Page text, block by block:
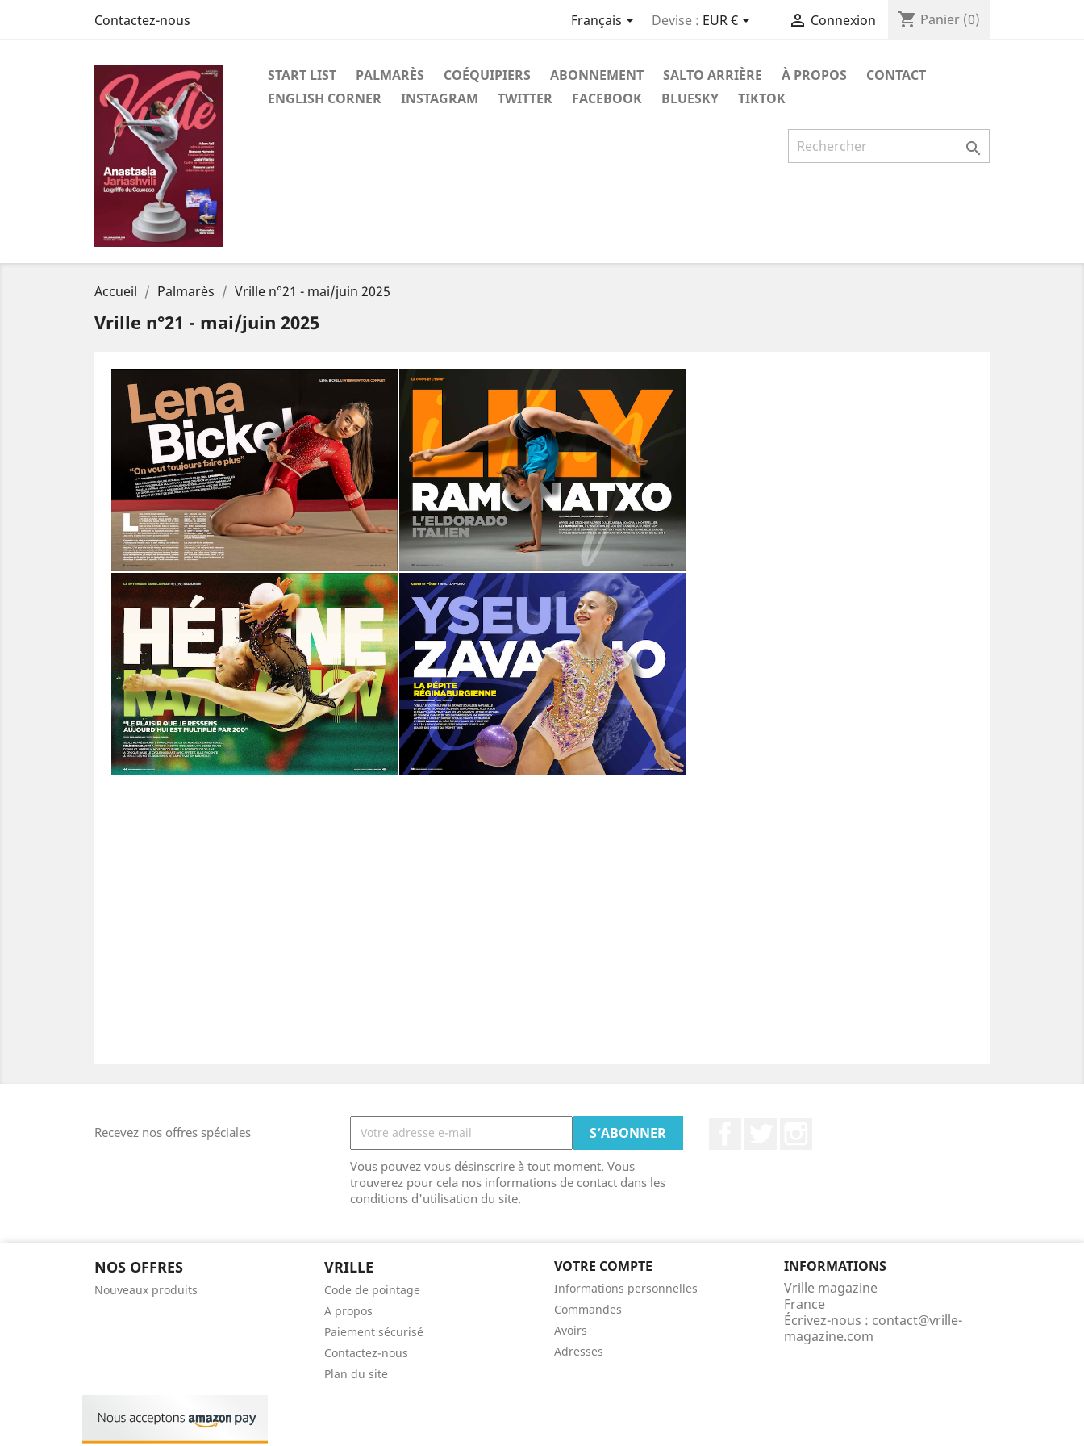
Contactez-nous Français Devise : EUR €  Connexion shopping_cart Panier (0)
START LIST PALMARÈS COÉQUIPIERS ABONNEMENT SALTO ARRIÈRE À PROPOS
CONTACT
ENGLISH CORNER
INSTAGRAM TWITTER FACEBOOK BLUESKY TIKTOK

Accueil Palmarès Vrille n°21 - mai/juin 2025
Vrille n°21 - mai/juin 2025
Recevez nos offres spéciales
Vous pouvez vous désinscrire à tout moment. Vous
trouverez pour cela nos informations de contact dans les
conditions d'utilisation du site.
NOS OFFRES
Nouveaux produits
VRILLE
Code de pointage
A propos
Paiement sécurisé
Contactez-nous
Plan du site
VOTRE COMPTE
Informations personnelles
Commandes
Avoirs
Adresses
INFORMATIONS
Vrille magazine
France
Écrivez-nous : contact@vrille-
magazine.com